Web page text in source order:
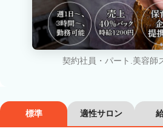
美容師スタイリスト
カラーリスト フ
ネイリスト
講師・インストラクター 営
契約社員・パート.美容師
標準 適性サロン